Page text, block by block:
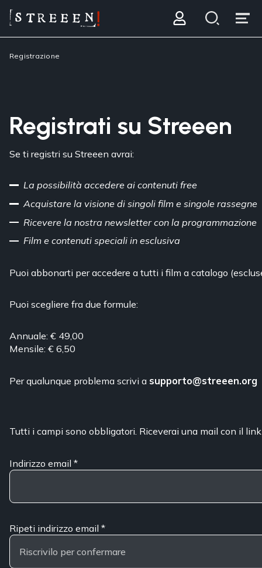
Registrazione
Registrati su Streeen
Se ti registri su Streeen avrai:
La possibilità accedere ai contenuti free
Acquistare la visione di singoli film e singole rassegne
Ricevere la nostra newsletter con la programmazione
Film e contenuti speciali in esclusiva
Puoi abbonarti per accedere a tutti i film a catalogo
Puoi scegliere fra due formule:
Annuale: € 49,00
Mensile: € 6,50
Per qualunque problema scrivi a supporto@streeen.org
Tutti i campi sono obbligatori. Riceverai una mail con il
Indirizzo email*
Ripeti indirizzo email*